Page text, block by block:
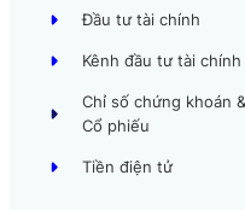
Đầu tư tài chính
Kênh đầu tư tài chính
Chỉ số chứng khoán &
Cổ phiếu
Tiền điện tử